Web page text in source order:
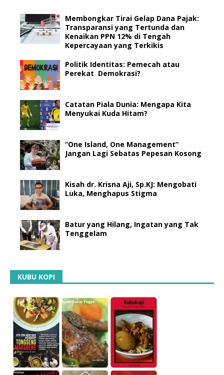
Membongkar Tirai Gelap Dana Pajak:
Transparansi yang Tertunda dan
Kenaikan PPN 12% di Tengah
Kepercayaan yang Terkikis
Politik Identitas: Pemecah atau
Perekat Demokrasi?
Catatan Piala Dunia: Mengapa Kita
Menyukai Kuda Hitam?
“One Island, One Management”
Jangan Lagi Sebatas Pepesan Kosong
Kisah dr. Krisna Aji, Sp.KJ: Mengobati
Luka, Menghapus Stigma
Batur yang Hilang, Ingatan yang Tak
Tenggelam
KUBU KOPI